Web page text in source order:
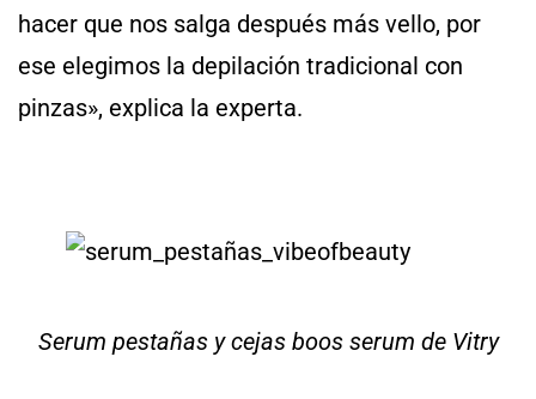
hacer que nos salga después más vello, por
ese elegimos la depilación tradicional con
pinzas», explica la experta.
Serum pestañas y cejas boos serum de Vitry